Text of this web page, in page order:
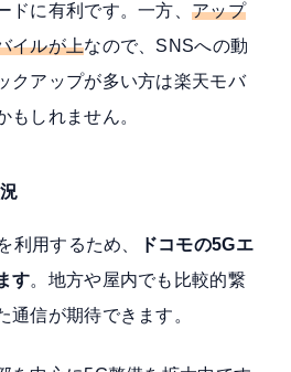
ドに有利です。一方、アップ
イルが上なので、SNSへの動
クアップが多い方は楽天モバ
もしれません。
利用するため、
ドコモの5Gエ
す。地方や屋内でも比較的繋
通信が期待できます。